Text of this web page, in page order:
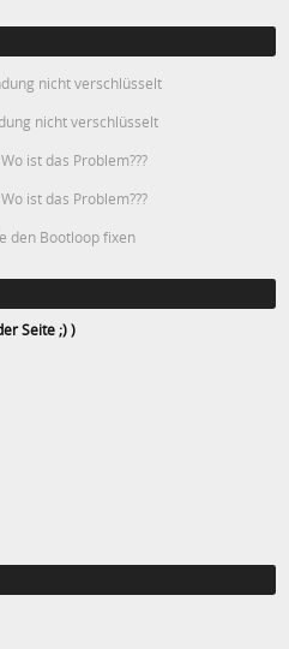
nicht verschlüsselt
nicht verschlüsselt
ist das Problem???
ist das Problem???
den Bootloop fixen
Seite ;) )